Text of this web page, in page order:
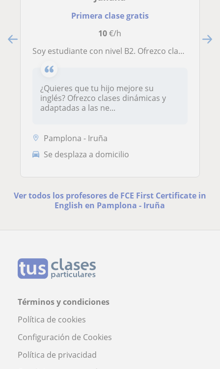
Primera clase gratis
10€/h
Soy estudiante con nivel B2. Ofrezco clases dinámicas ypersonalizadas de inglés. Ayudo con vocabulario, gramática y conversación
¿Quieres que tu hijo mejore su
inglés? Ofrezco clases dinámicas y
adaptadas a las ne...
Pamplona - Iruña
Se desplaza a domicilio
Ver todos los profesores de FCE First Certificate in
English en Pamplona - Iruña
Términos y condiciones
Política de cookies
Configuración de Cookies
Política de privacidad